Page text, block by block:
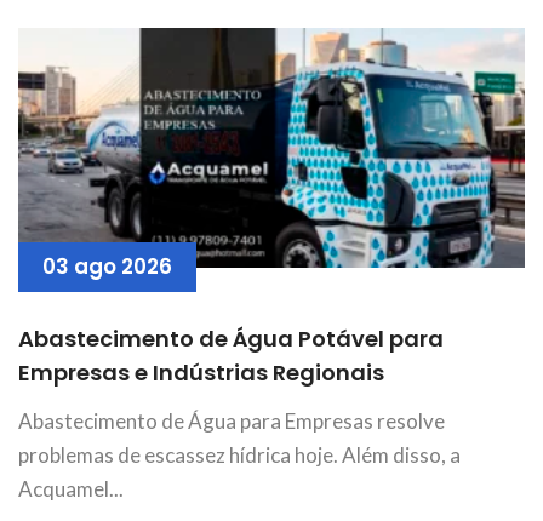
03 ago 2026
Abastecimento de Água Potável para
Empresas e Indústrias Regionais
Abastecimento de Água para Empresas resolve
problemas de escassez hídrica hoje. Além disso, a
Acquamel...